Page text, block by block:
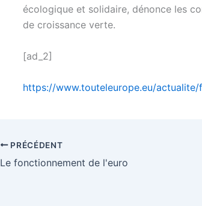
écologique et solidaire, dénonce les
de croissance verte.
[ad_2]
https://www.touteleurope.eu/
PRÉCÉDENT
Le fonctionnement de l'euro